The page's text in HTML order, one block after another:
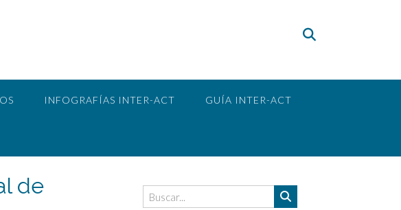
INFOGRAFÍAS INTER-ACT GUÍA INTER-ACT
de